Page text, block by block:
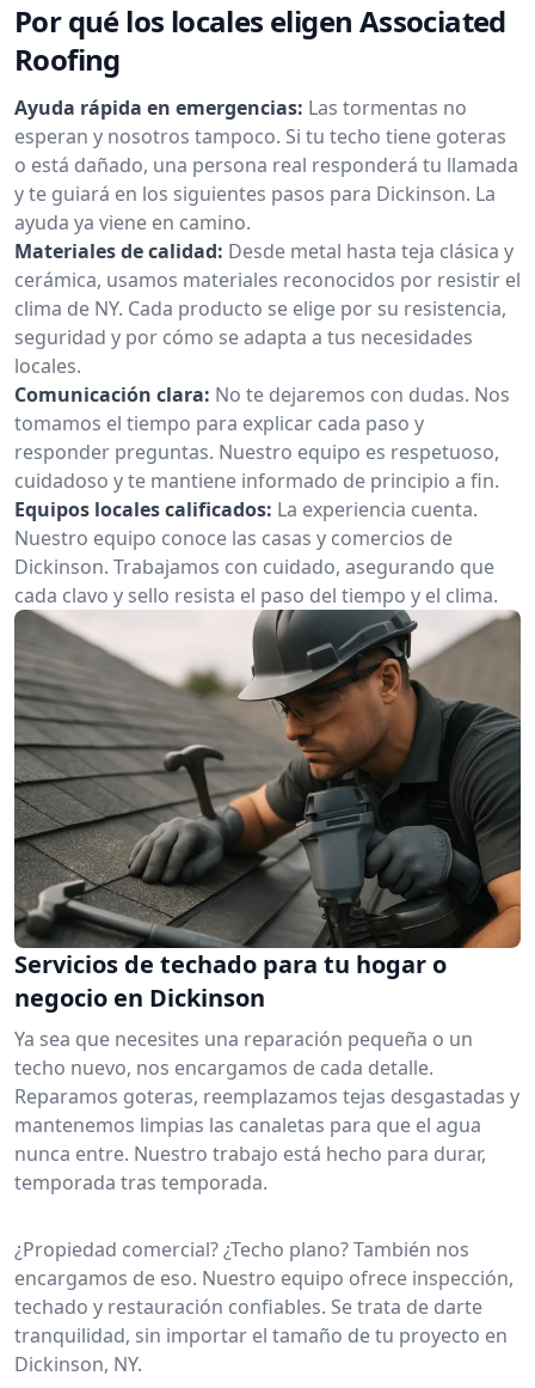
Por qué los locales eligen Associated
Roofing
Ayuda rápida en emergencias: Las tormentas no
esperan y nosotros tampoco. Si tu techo tiene goteras
o está dañado, una persona real responderá tu llamada
y te guiará en los siguientes pasos para Dickinson. La
ayuda ya viene en camino.
Materiales de calidad: Desde metal hasta teja clásica y
cerámica, usamos materiales reconocidos por resistir el
clima de NY. Cada producto se elige por su resistencia,
seguridad y por cómo se adapta a tus necesidades
locales.
Comunicación clara: No te dejaremos con dudas. Nos
tomamos el tiempo para explicar cada paso y
responder preguntas. Nuestro equipo es respetuoso,
cuidadoso y te mantiene informado de principio a fin.
Equipos locales calificados: La experiencia cuenta.
Nuestro equipo conoce las casas y comercios de
Dickinson. Trabajamos con cuidado, asegurando que
cada clavo y sello resista el paso del tiempo y el clima.
Servicios de techado para tu hogar o
negocio en Dickinson
Ya sea que necesites una reparación pequeña o un
techo nuevo, nos encargamos de cada detalle.
Reparamos goteras, reemplazamos tejas desgastadas y
mantenemos limpias las canaletas para que el agua
nunca entre. Nuestro trabajo está hecho para durar,
temporada tras temporada.
¿Propiedad comercial? ¿Techo plano? También nos
encargamos de eso. Nuestro equipo ofrece inspección,
techado y restauración confiables. Se trata de darte
tranquilidad, sin importar el tamaño de tu proyecto en
Dickinson, NY.